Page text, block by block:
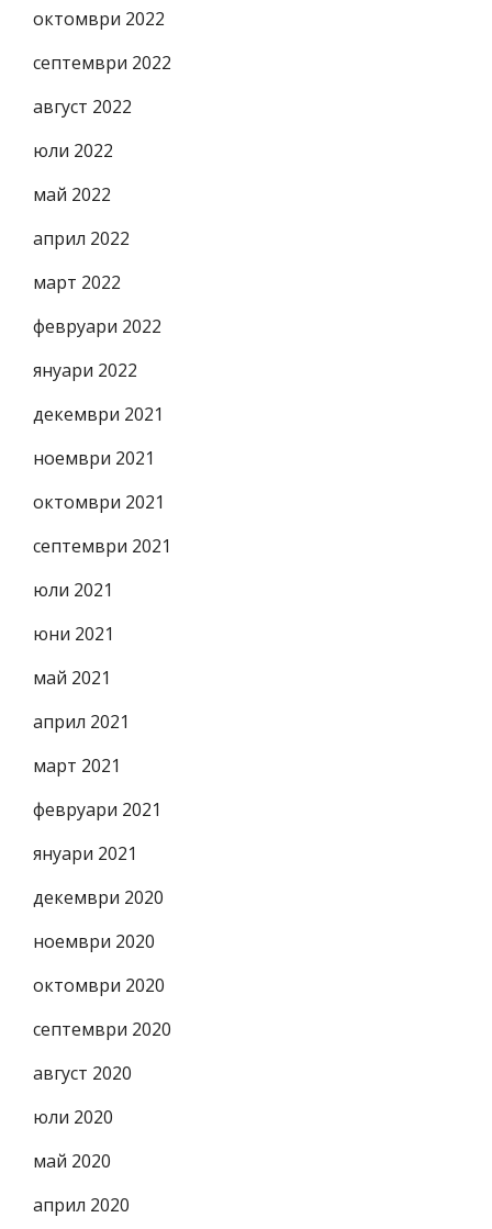
октомври 2022
септември 2022
август 2022
юли 2022
май 2022
април 2022
март 2022
февруари 2022
януари 2022
декември 2021
ноември 2021
октомври 2021
септември 2021
юли 2021
юни 2021
май 2021
април 2021
март 2021
февруари 2021
януари 2021
декември 2020
ноември 2020
октомври 2020
септември 2020
август 2020
юли 2020
май 2020
април 2020